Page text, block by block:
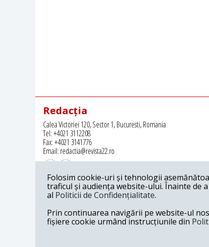
Redacția
Calea Victoriei 120, Sector 1, Bucuresti, Romania
Tel: +4021 3112208
Fax: +4021 3141776
Email: redactia@revista22.ro
Revista 22 este editata de
Folosim cookie-uri și tehnologii
traficul și audiența website-ului. Înainte de
al Politicii de Confidențialitate.
Prin continuarea navigării pe website-ul
fișiere cookie urmând instrucțiunile din